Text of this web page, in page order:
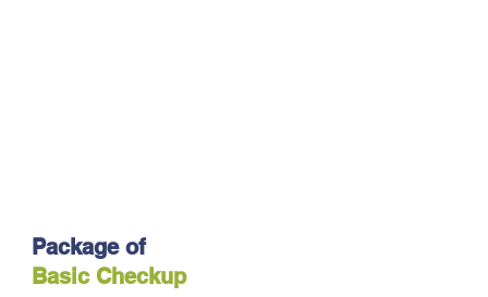
Package of
Basic Checkup